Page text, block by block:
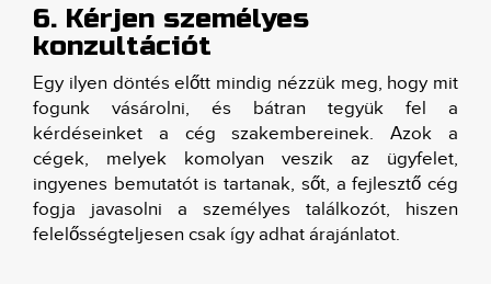
6. Kérjen személyes
konzultációt
Egy ilyen döntés előtt mindig nézzük meg, hogy mit
fogunk vásárolni, és bátran tegyük fel a
kérdéseinket a cég szakembereinek. Azok a
cégek, melyek komolyan veszik az ügyfelet,
ingyenes bemutatót is tartanak, sőt, a fejlesztő cég
fogja javasolni a személyes találkozót, hiszen
felelősségteljesen csak így adhat árajánlatot.